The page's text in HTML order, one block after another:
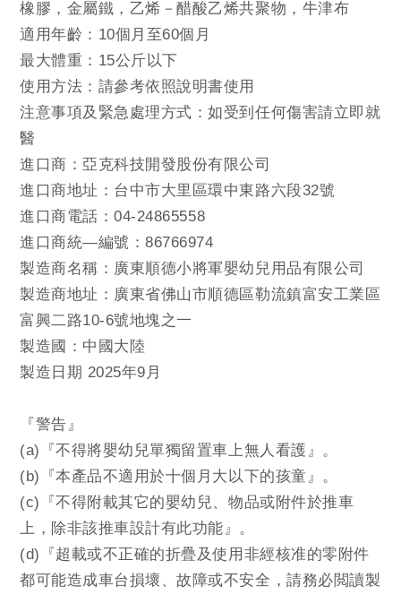
橡膠，金屬鐵，乙烯－醋酸乙烯共聚物，牛津布
適用年齡：10個月至60個月
最大體重：15公斤以下
使用方法：請參考依照說明書使用
注意事項及緊急處理方式：如受到任何傷害請立即就
醫
進口商：亞克科技開發股份有限公司
進口商地址：台中市大里區環中東路六段32號
進口商電話：04-24865558
進口商統—編號：86766974
製造商名稱：廣東順德小將軍嬰幼兒用品有限公司
製造商地址：廣東省佛山市順德區勒流鎮富安工業區
富興二路10-6號地塊之一
製造國：中國大陸
製造日期 2025年9月
『警告』
(a)『不得將嬰幼兒單獨留置車上無人看護』。
(b)『本產品不適用於十個月大以下的孩童』。
(c)『不得附載其它的嬰幼兒、物品或附件於推車
上，除非該推車設計有此功能』。
(d)『超載或不正確的折疊及使用非經核准的零附件
都可能造成車台損壞、故障或不安全，請務必閲讀製